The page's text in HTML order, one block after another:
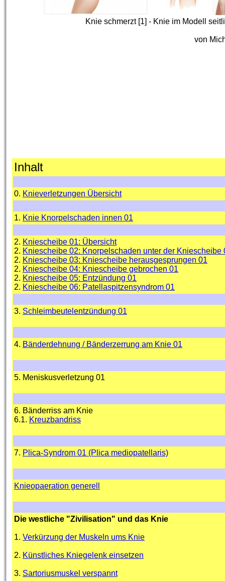
Knie schmerzt [1] - Knie im Modell
von
Inhalt
0. Knieverletzungen Übersicht
1. Knie Knorpelschaden innen 01
2. Kniescheibe 01: Übersicht
2. Kniescheibe 02: Knorpelschaden unter der Kniescheibe
2. Kniescheibe 03: Kniescheibe herausgesprungen 01
2. Kniescheibe 04: Kniescheibe gebrochen 01
2. Kniescheibe 05: Entzündung 01
2. Kniescheibe 06: Patellaspitzensyndrom 01
3. Schleimbeutelentzündung 01
4. Bänderdehnung / Bänderzerrung am Knie 01
5. Meniskusverletzung 01
6. Bänderriss am Knie
6.1. Kreuzbandriss
7. Plica-Syndrom 01 (Plica mediopatellaris)
Knieopaeration generell
Die westliche "Zivilisation" und das Knie
1. Verkürzung der Muskeln ums Knie
2. Künstliches Kniegelenk einsetzen
3. Sartoriusmuskel verspannt